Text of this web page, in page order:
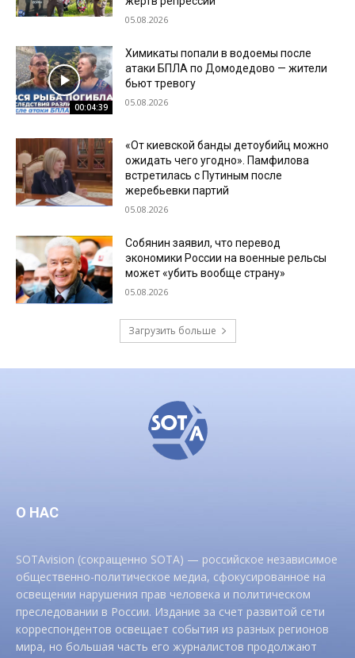
05.08.2026
00:04:39
Химикаты попали в водоемы после
атаки БПЛА по Домодедово — жители
бьют тревогу
05.08.2026
«От киевской банды детоубийц можно
ожидать чего угодно». Памфилова
встретилась с Путиным после
жеребьевки партий
05.08.2026
Собянин заявил, что перевод
экономики России на военные рельсы
может «убить вообще страну»
05.08.2026
Загрузить больше
О НАС
SOTAvision (сокращенно SOTA) — российское независимое
общественно-политическое медиа, сфокусированное на
освещении нарушения прав человека и политическом
преследовании в России. Издание за счет развитой сети
корреспондентов освещает события из разных регионов
мира, но большая часть его журналистов продолжают